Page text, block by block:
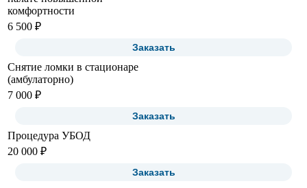
комфортности
6 500 ₽
Заказать
Снятие ломки в стационаре
(амбулаторно)
7 000 ₽
Заказать
Процедура УБОД
20 000 ₽
Заказать